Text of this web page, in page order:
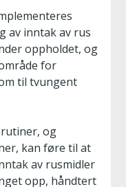
av inntak av rus
oppholdet, og
for
til tvungent
og
kan føre til at
av rusmidler
opp, håndtert